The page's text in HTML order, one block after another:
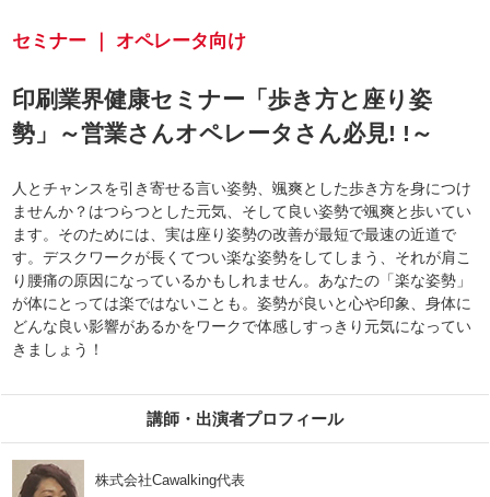
セミナー ｜ オペレータ向け
印刷業界健康セミナー「歩き方と座り姿
勢」～営業さんオペレータさん必見! !～
人とチャンスを引き寄せる言い姿勢、颯爽とした歩き方を身につけ
ませんか？はつらつとした元気、そして良い姿勢で颯爽と歩いてい
ます。そのためには、実は座り姿勢の改善が最短で最速の近道で
す。デスクワークが長くてつい楽な姿勢をしてしまう、それが肩こ
り腰痛の原因になっているかもしれません。あなたの「楽な姿勢」
が体にとっては楽ではないことも。姿勢が良いと心や印象、身体に
どんな良い影響があるかをワークで体感しすっきり元気になってい
きましょう！
講師・出演者プロフィール
株式会社Cawalking代表